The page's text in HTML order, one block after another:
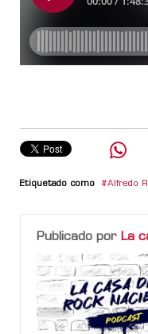
Etiquetado como Alfredo
Publicado por La